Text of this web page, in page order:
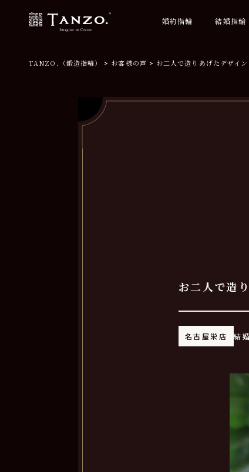
婚約指輪 結婚指輪
TANZO.（鍛造指輪） お客様の声 お二人で造りあげたデザイン
お二人で造
名古屋栄店 結